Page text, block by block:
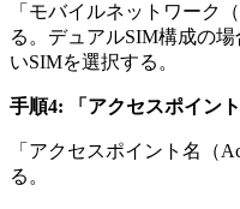
「モバイルネットワーク
る。デュアルSIM構成の
いSIMを選択する。
手順4: 「アクセスポイン
「アクセスポイント名（
る。